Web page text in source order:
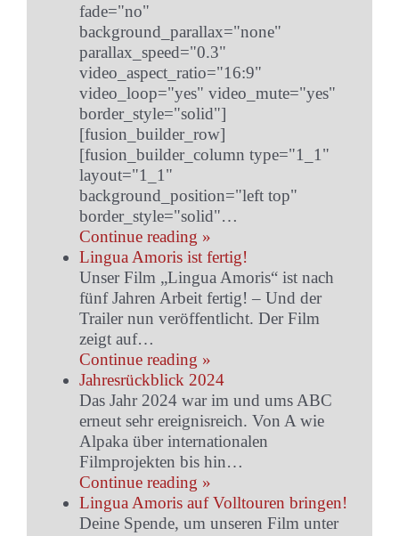
fade="no"
background_parallax="none"
parallax_speed="0.3"
video_aspect_ratio="16:9"
video_loop="yes" video_mute="yes"
border_style="solid"]
[fusion_builder_row]
[fusion_builder_column type="1_1"
layout="1_1"
background_position="left top"
border_style="solid"…
Continue reading »
Lingua Amoris ist fertig!
Unser Film „Lingua Amoris“ ist nach
fünf Jahren Arbeit fertig! – Und der
Trailer nun veröffentlicht. Der Film
zeigt auf…
Continue reading »
Jahresrückblick 2024
Das Jahr 2024 war im und ums ABC
erneut sehr ereignisreich. Von A wie
Alpaka über internationalen
Filmprojekten bis hin…
Continue reading »
Lingua Amoris auf Volltouren bringen!
Deine Spende, um unseren Film unter